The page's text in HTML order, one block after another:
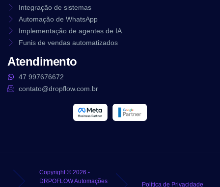
Integração de sistemas
Automação de WhatsApp
Implementação de agentes de IA
Funis de vendas automatizados
Atendimento
47 997676672
contato@dropflow.com.br
Copyright © 2026 -
DRPOFLOW Automações
Política de Privacidade